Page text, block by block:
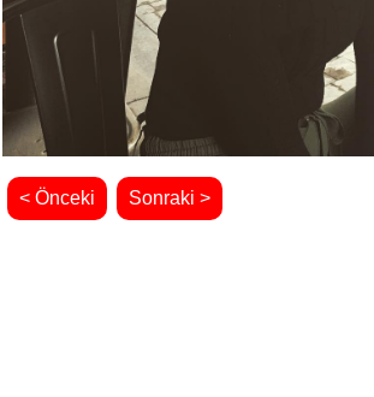
< Önceki Sonraki >